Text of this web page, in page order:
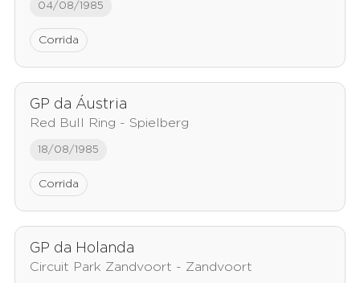
04/08/1985
Corrida
GP da Áustria
Red Bull Ring - Spielberg
18/08/1985
Corrida
GP da Holanda
Circuit Park Zandvoort - Zandvoort